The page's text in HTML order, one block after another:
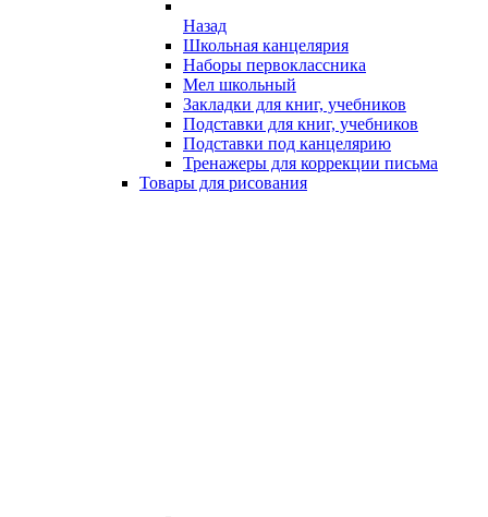
Назад
Школьная канцелярия
Наборы первоклассника
Мел школьный
Закладки для книг, учебников
Подставки для книг, учебников
Подставки под канцелярию
Тренажеры для коррекции письма
Товары для рисования